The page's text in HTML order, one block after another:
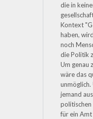
die in
Kontext
haben,
noch
die Politik
Um genau
wäre das
unmöglich.
jemand
politischen
für ein